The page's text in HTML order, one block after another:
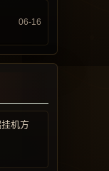
06-16
机方